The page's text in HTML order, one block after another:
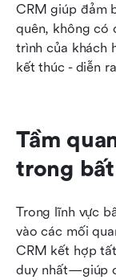
CRM giúp đảm
quên, không có
trình của khách
kết thúc - diễn
Tầm
trong
Trong lĩnh vực
vào các mối
CRM kết hợp
duy nhất—giúp